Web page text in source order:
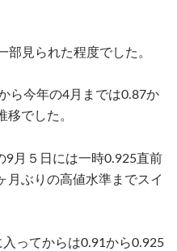
部見られた程度でした。
ら今年の4月までは0.87か
移でした。
9月５日には一時0.925直前
月ぶりの高値水準までスイ
入ってからは0.91から0.925